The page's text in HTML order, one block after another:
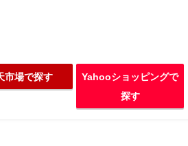
市場で探す
Yahooショッピングで
探す